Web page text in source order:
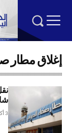
إغلاق مطار
3 أكتوبر، 2023